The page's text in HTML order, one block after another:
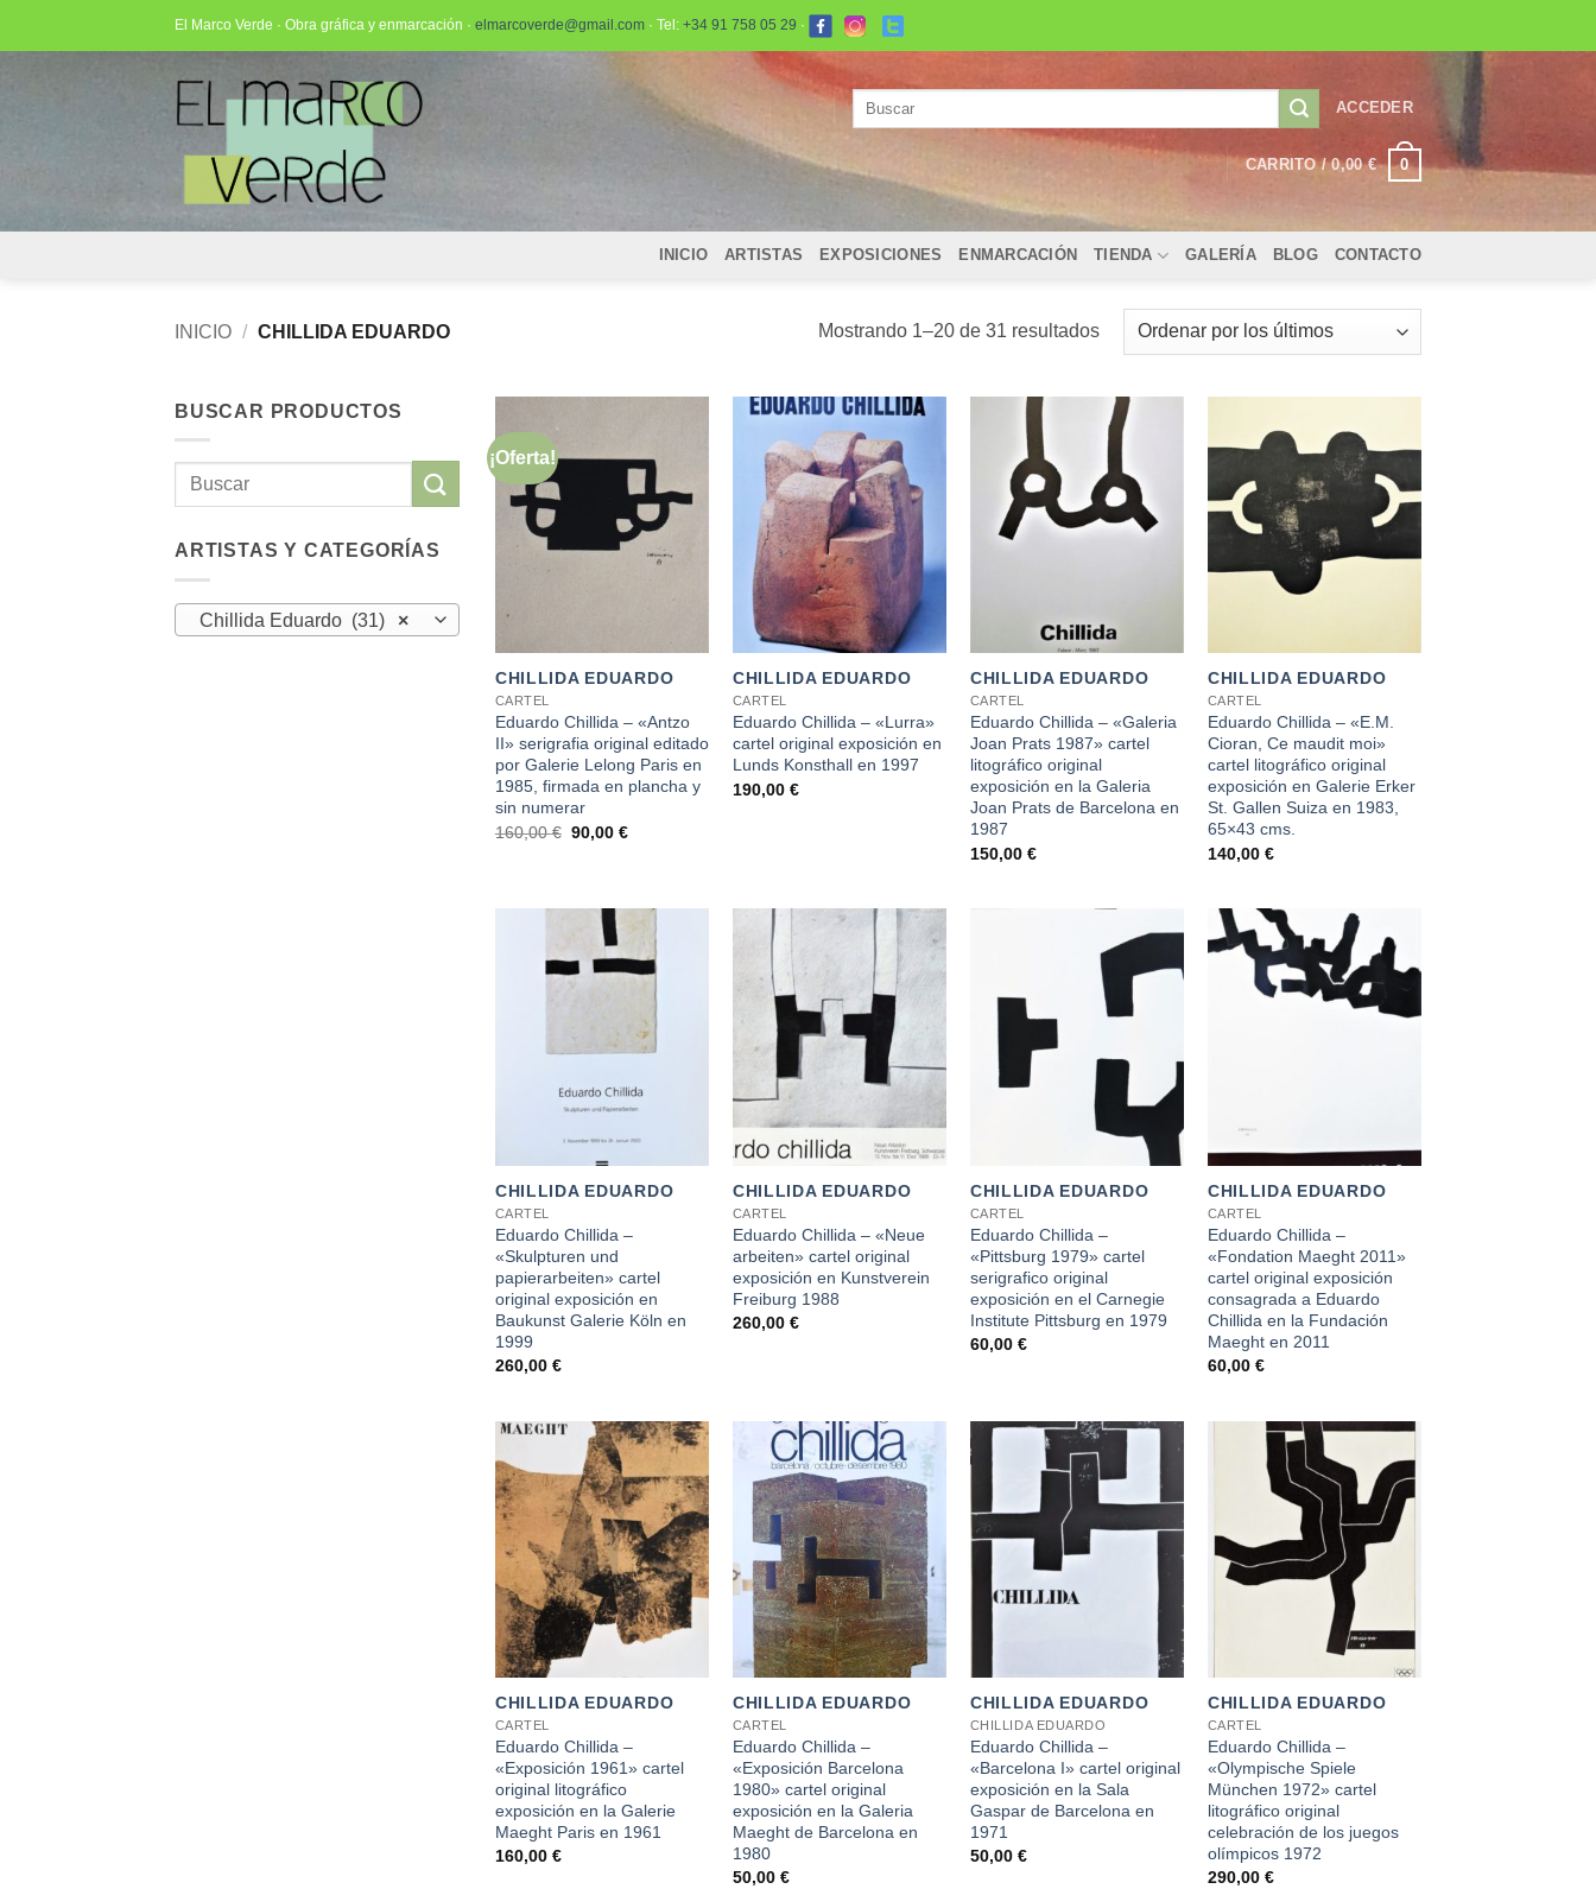
El Marco Verde · Obra gráfica y enmarcación · elmarcoverde@gmail.com · Tel: +34 91 758 05 29 ·
ACCEDER
CARRITO /0,00€ 0
INICIO ARTISTAS EXPOSICIONES ENMARCACIÓN TIENDA GALERÍA BLOG CONTACTO
INICIO / CHILLIDA EDUARDO Mostrando 1–20 de 31 resultadosOrdenado
por
últimos
BUSCAR PRODUCTOS
Buscar
ARTISTAS Y CATEGORÍAS
×
Chillida Eduardo (31)
¡Oferta!
CHILLIDA EDUARDO
CARTEL
Eduardo Chillida – «Antzo
II» serigrafia original editado
por Galerie Lelong Paris en
1985, firmada en plancha y
sin numerar
160,00€ El
precio
90,00€El
+
CHILLIDA EDUARDO
CARTEL
Eduardo Chillida – «Lurra»
cartel original exposición en
Lunds Konsthall en 1997
190,00 €
CHILLIDA EDUARDO
CARTEL
Eduardo Chillida – «Galeria
Joan Prats 1987» cartel
litográfico original
exposición en la Galeria
Joan Prats de Barcelona en
1987
150,00 €
CHILLIDA EDUARDO
CARTEL
Eduardo Chillida – «E.M.
Cioran, Ce maudit moi»
cartel litográfico original
exposición en Galerie Erker
St. Gallen Suiza en 1983,
65×43 cms.
140,00 €
CHILLIDA EDUARDO
CARTEL
Eduardo Chillida –
«Skulpturen und
papierarbeiten» cartel
original exposición en
Baukunst Galerie Köln en
1999
260,00 €
+
CHILLIDA EDUARDO
CARTEL
Eduardo Chillida – «Neue
arbeiten» cartel original
exposición en Kunstverein
Freiburg 1988
260,00 €
CHILLIDA EDUARDO
CARTEL
Eduardo Chillida –
«Pittsburg 1979» cartel
serigrafico original
exposición en el Carnegie
Institute Pittsburg en 1979
60,00 €
CHILLIDA EDUARDO
CARTEL
Eduardo Chillida –
«Fondation Maeght 2011»
cartel original exposición
consagrada a Eduardo
Chillida en la Fundación
Maeght en 2011
60,00 €
+
CHILLIDA EDUARDO
CARTEL
Eduardo Chillida –
«Exposición 1961» cartel
original litográfico
exposición en la Galerie
Maeght Paris en 1961
160,00 €
+
CHILLIDA EDUARDO
CARTEL
Eduardo Chillida –
«Exposición Barcelona
1980» cartel original
exposición en la Galeria
Maeght de Barcelona en
1980
50,00 €
CHILLIDA EDUARDO
CHILLIDA EDUARDO
Eduardo Chillida –
«Barcelona I» cartel original
exposición en la Sala
Gaspar de Barcelona en
1971
50,00 €
CHILLIDA EDUARDO
CARTEL
Eduardo Chillida –
«Olympische Spiele
München 1972» cartel
litográfico original
celebración de los juegos
olímpicos 1972
290,00 €